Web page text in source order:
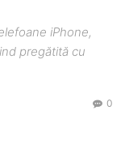
iPhone,
pregătită cu
0